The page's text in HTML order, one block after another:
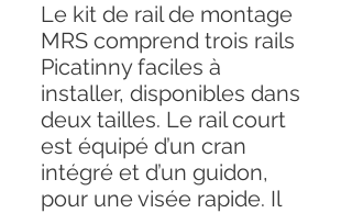
Le kit de rail de montage
MRS comprend trois rails
Picatinny faciles à
installer, disponibles dans
deux tailles. Le rail court
est équipé d’un cran
intégré et d’un guidon,
pour une visée rapide. Il